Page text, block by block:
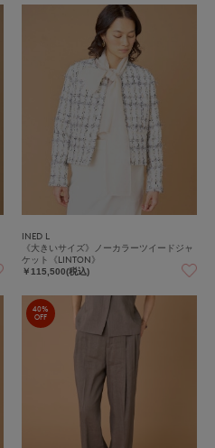
INED L
《大きいサイズ》ノーカラーツイードジャ
ケット《LINTON》
￥115,500(税込)
40%
OFF